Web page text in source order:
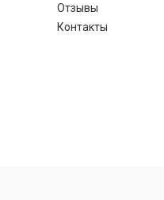
Отзывы
Контакты